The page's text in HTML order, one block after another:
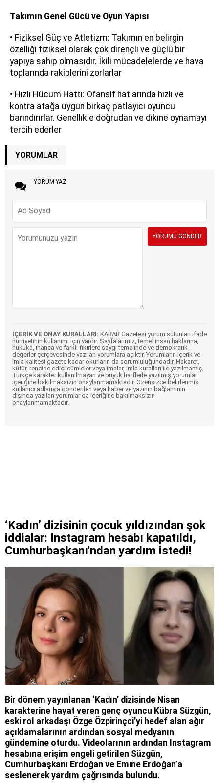
Takımın Genel Gücü ve Oyun Yapısı
• Fiziksel Güç ve Atletizm: Takımın en belirgin
özelliği fiziksel olarak çok dirençli ve güçlü bir
yapıya sahip olmasıdır. İkili mücadelelerde ve hava
toplarında rakiplerini zorlarlar
• Hızlı Hücum Hattı: Ofansif hatlarında hızlı ve
kontra atağa uygun birkaç patlayıcı oyuncu
barındırırlar. Genellikle doğrudan ve dikine oynamayı
tercih ederler
YORUMLAR
YORUM YAZ
İÇERİK VE ONAY KURALLARI: KARAR Gazetesi yorum sütunları ifade
hürriyetinin kullanımı için vardır. Sayfalarımız, temel insan haklarına,
hukuka, inanca ve farklı fikirlere saygı temelinde ve demokratik
değerler çerçevesinde yazılan yorumlara açıktır. Yorumların içerik ve
imla kalitesi gazete kadar okurların da sorumluluğundadır. Hakaret,
küfür, rencide edici cümleler veya imalar, imla kuralları ile yazılmamış,
Türkçe karakter kullanılmayan ve büyük harflerle yazılmış yorumlar
içeriğine bakılmaksızın onaylanmamaktadır. Özensizce belirlenmiş
kullanıcı adlarıyla gönderilen veya haber ve yazının bağlamının
dışında yazılan yorumlar da içeriğine bakılmaksızın
onaylanmamaktadır.
‘Kadın’ dizisinin çocuk yıldızından şok
iddialar: Instagram hesabı kapatıldı,
Cumhurbaşkanı'ndan yardım istedi!
Bir dönem yayınlanan ‘Kadın’ dizisinde Nisan
karakterine hayat veren genç oyuncu Kübra Süzgün,
eski rol arkadaşı Özge Özpirinçci’yi hedef alan ağır
açıklamalarının ardından sosyal medyanın
gündemine oturdu. Videolarının ardından Instagram
hesabına erişim engeli getirilen Süzgün,
Cumhurbaşkanı Erdoğan ve Emine Erdoğan’a
seslenerek yardım çağrısında bulundu.